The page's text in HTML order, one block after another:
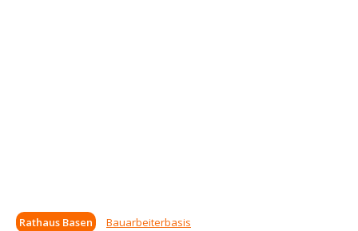
Rathaus Basen Bauarbeiterbasis